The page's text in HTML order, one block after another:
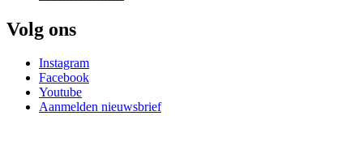
Volg ons
Instagram
Facebook
Youtube
Aanmelden nieuwsbrief